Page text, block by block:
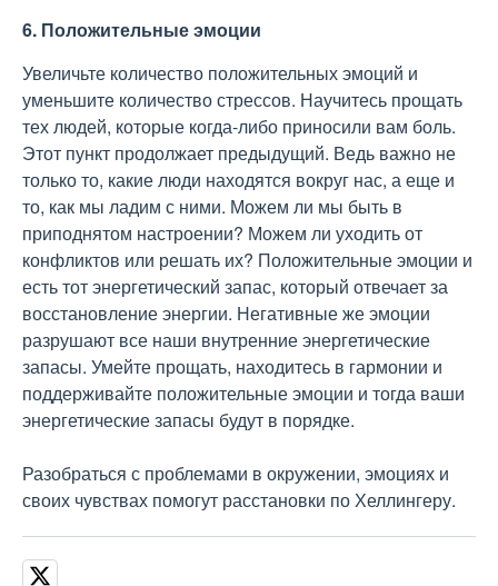
6. Положительные эмоции
Увеличьте количество положительных эмоций и
уменьшите количество стрессов. Научитесь прощать
тех людей, которые когда-либо приносили вам боль.
Этот пункт продолжает предыдущий. Ведь важно не
только то, какие люди находятся вокруг нас, а еще и
то, как мы ладим с ними. Можем ли мы быть в
приподнятом настроении? Можем ли уходить от
конфликтов или решать их? Положительные эмоции и
есть тот энергетический запас, который отвечает за
восстановление энергии. Негативные же эмоции
разрушают все наши внутренние энергетические
запасы. Умейте прощать, находитесь в гармонии и
поддерживайте положительные эмоции и тогда ваши
энергетические запасы будут в порядке.
Разобраться с проблемами в окружении, эмоциях и
своих чувствах помогут расстановки по Хеллингеру.